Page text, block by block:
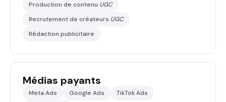
Production de contenu UGC
Recrutement de créateurs UGC
Rédaction publicitaire
Médias payants
Meta Ads Google Ads
TikTok Ads